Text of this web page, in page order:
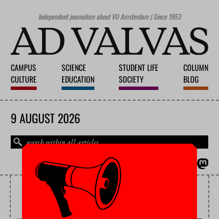
Independent journalism about VU Amsterdam | Since 1953
CAMPUS
CULTURE
SCIENCE
EDUCATION
STUDENT LIFE
SOCIETY
COLUMN
BLOG
9 AUGUST 2026
MAGAZINE
ENROLMENT